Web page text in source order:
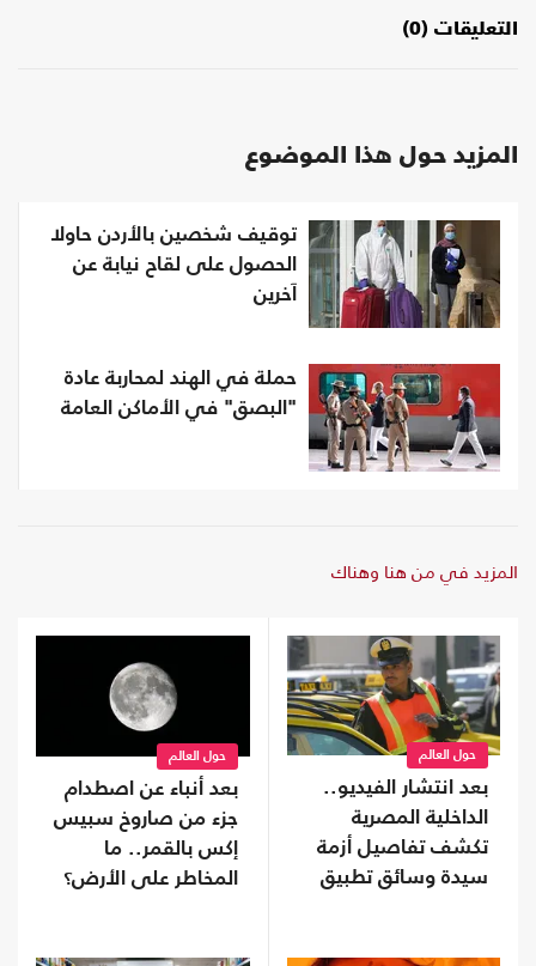
التعليقات (0)
المزيد حول هذا الموضوع
توقيف شخصين بالأردن حاولا
الحصول على لقاح نيابة عن
آخرين
حملة في الهند لمحاربة عادة
"البصق" في الأماكن العامة
المزيد في من هنا وهناك
حول العالم
بعد انتشار الفيديو..
الداخلية المصرية
تكشف تفاصيل أزمة
سيدة وسائق تطبيق
حول العالم
بعد أنباء عن اصطدام
جزء من صاروخ سبيس
إكس بالقمر.. ما
المخاطر على الأرض؟